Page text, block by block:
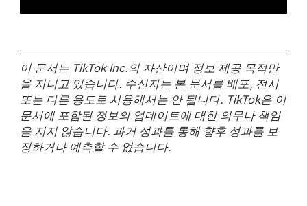
이 문서는 TikTok Inc.의 자산이며 정보 제공 목적만
을 지니고 있습니다. 수신자는 본 문서를 배포, 전시
또는 다른 용도로 사용해서는 안 됩니다. TikTok은 이
문서에 포함된 정보의 업데이트에 대한 의무나 책임
을 지지 않습니다. 과거 성과를 통해 향후 성과를 보
장하거나 예측할 수 없습니다.